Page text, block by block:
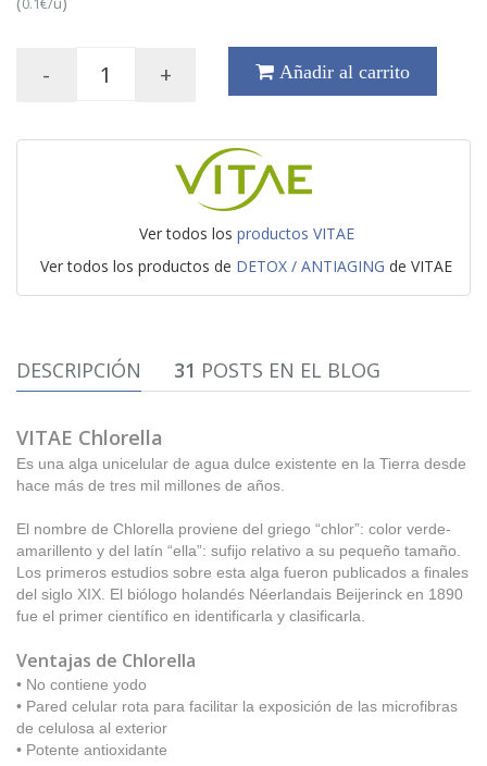
- + Añadir al carrito
Ver todos los productos VITAE
Ver todos los productos de DETOX / ANTIAGING de VITAE
DESCRIPCIÓN 31 POSTS EN EL BLOG
VITAE Chlorella
Es una alga unicelular de agua dulce existente en la Tierra desde
hace más de tres mil millones de años.
El nombre de Chlorella proviene del griego “chlor”: color verde-
amarillento y del latín “ella”: sufijo relativo a su pequeño tamaño.
Los primeros estudios sobre esta alga fueron publicados a finales
del siglo XIX. El biólogo holandés Néerlandais Beijerinck en 1890
fue el primer científico en identificarla y clasificarla.
Ventajas de Chlorella
• No contiene yodo
• Pared celular rota para facilitar la exposición de las microfibras
de celulosa al exterior
• Potente antioxidante